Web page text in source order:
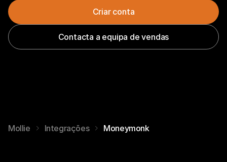
Criar conta
Contacta a equipa de vendas
Mollie Integrações Moneymonk